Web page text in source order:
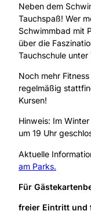
Neben dem
Tauchspaß! Wer
Schwimmbad mit
über die
Tauchschule unter
Noch mehr
regelmäßig
Kursen!
Hinweis: Im
um 19 Uhr
Aktuelle
am Parks.
Für
freier Eintritt und